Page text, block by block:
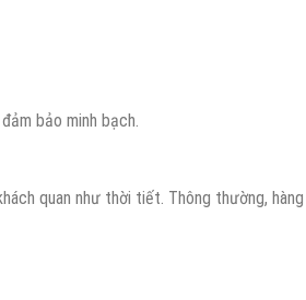
bảo minh bạch.
quan như thời tiết. Thông thường,